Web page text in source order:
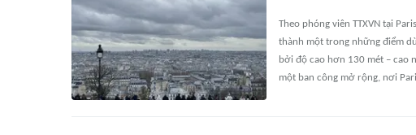
Theo phóng viên TTXVN tại
thành một trong những điểm
bởi độ cao hơn 130 mét – cao
một ban công mở rộng, nơi